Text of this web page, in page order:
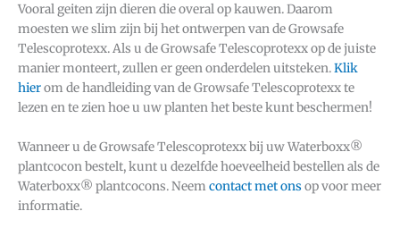
Vooral geiten zijn dieren die overal op kauwen. Daarom
moesten we slim zijn bij het ontwerpen van de Growsafe
Telescoprotexx. Als u de Growsafe Telescoprotexx op de juiste
manier monteert, zullen er geen onderdelen uitsteken.Klik
hierom de handleiding van de Growsafe Telescoprotexx te
lezen en te zien hoe u uw planten het beste kunt beschermen!
Wanneer u de Growsafe Telescoprotexx bij uw Waterboxx®
plantcocon bestelt, kunt u dezelfde hoeveelheid bestellen als de
Waterboxx® plantcocons. Neem contact met ons op voor meer
informatie.